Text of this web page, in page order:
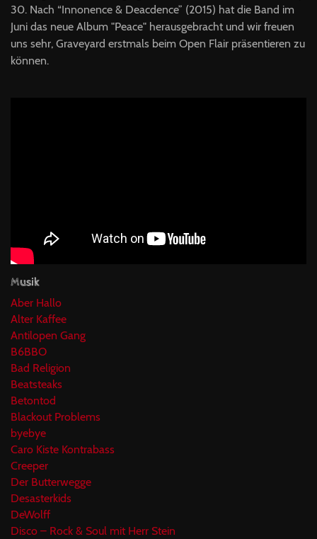
30. Nach “Innonence & Deacdence” (2015) hat die Band im
Juni das neue Album "Peace" herausgebracht und wir freuen
uns sehr, Graveyard erstmals beim Open Flair präsentieren zu
können.
Musik
Aber Hallo
Alter Kaffee
Antilopen Gang
B6BBO
Bad Religion
Beatsteaks
Betontod
Blackout Problems
byebye
Caro Kiste Kontrabass
Creeper
Der Butterwegge
Desasterkids
DeWolff
Disco – Rock & Soul mit Herr Stein